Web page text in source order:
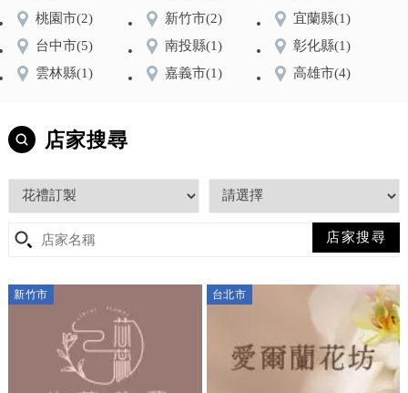
桃園市(2) 新竹市(2) 宜蘭縣(1)
台中市(5) 南投縣(1) 彰化縣(1)
雲林縣(1) 嘉義市(1) 高雄市(4)
店家搜尋
新竹市 台北市